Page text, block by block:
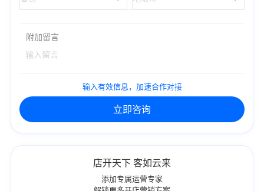
附加留言
输入有效信息，加速合作对接
立即咨询
店开天下 客如云来
添加专属运营专家